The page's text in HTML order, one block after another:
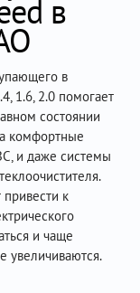
в
в
1.6, 2.0 помогает
состоянии
комфортные
и даже системы
к
и чаще
увеличиваются.